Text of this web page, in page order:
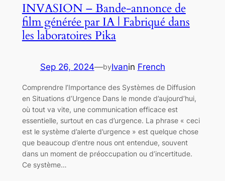
INVASION – Bande-annonce de
film générée par IA | Fabriqué dans
les laboratoires Pika
Sep 26, 2024—byIvanin French
Comprendre l’Importance des Systèmes de Diffusion
en Situations d’Urgence Dans le monde d’aujourd’hui,
où tout va vite, une communication efficace est
essentielle, surtout en cas d’urgence. La phrase « ceci
est le système d’alerte d’urgence » est quelque chose
que beaucoup d’entre nous ont entendue, souvent
dans un moment de préoccupation ou d’incertitude.
Ce système…